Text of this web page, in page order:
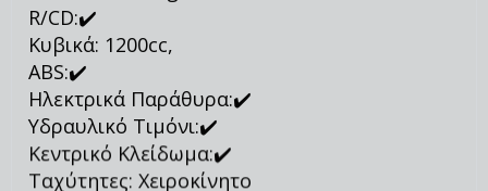
Air conditioning:✔️
R/CD:✔️
Κυβικά: 1200cc,
ABS:✔️
Ηλεκτρικά Παράθυρα:✔️
Υδραυλικό Τιμόνι:✔️
Κεντρικό Κλείδωμα:✔️